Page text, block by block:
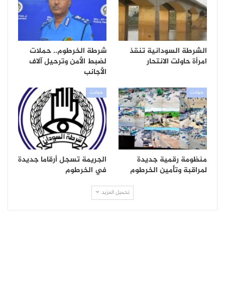
الشرطة السودانية تنقذ
امرأة حاولت الانتحار
شرطة الخرطوم.. حملات
لضبط الأمن وترحيل آلاف
الأجانب
حوادث
منظومة رقمية جديدة
لمراقبة وتأمين الخرطوم
حوادث
الجريمة تسجل أرقاما جديدة
في الخرطوم
تحميل المزيد